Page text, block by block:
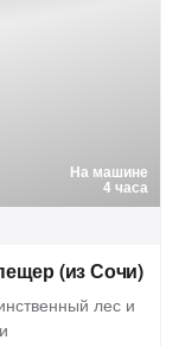
На машине
4 часа
(из Сочи)
лес и